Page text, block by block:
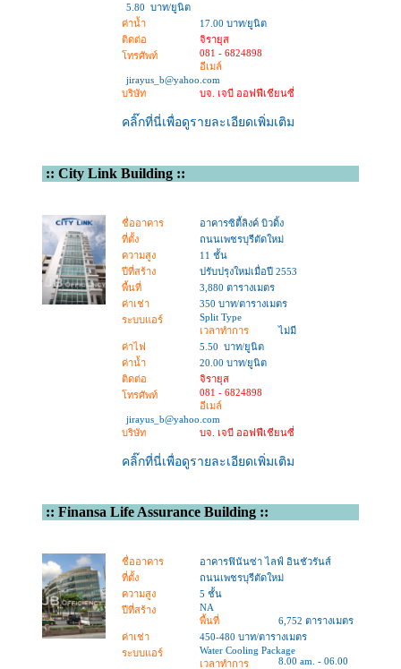
5.80 บาท/ยูนิต
ค่าน้ำ
17.00 บาท/ยูนิต
ติดต่อ
จิรายุส
โทรศัพท์
081 - 6824898
อีเมล์
jirayus_b@yahoo.com
บริษัท
บจ. เจบี ออฟฟีเชียนซี่
คลิ๊กที่นี่เพื่อดูรายละเอียดเพิ่มเติม
::City Link Building ::
ชื่ออาคาร
อาคารซิตี้ลิงค์ บิวดิ้ง
ที่ตั้ง
ถนนเพชรบุรีตัดใหม่
ความสูง
11 ชั้น
ปีที่สร้าง
ปรับปรุงใหม่เมื่อปี 2553
พื้นที่
3,880 ตารางเมตร
ค่าเช่า
350 บาท/ตารางเมตร
ระบบแอร์
Split Type
เวลาทำการ
ไม่มี
ค่าไฟ
5.50 บาท/ยูนิต
ค่าน้ำ
20.00 บาท/ยูนิต
ติดต่อ
จิรายุส
โทรศัพท์
081 - 6824898
อีเมล์
jirayus_b@yahoo.com
บริษัท
บจ. เจบี ออฟฟีเชียนซี่
คลิ๊กที่นี่เพื่อดูรายละเอียดเพิ่มเติม
::Finansa Life Assurance Building ::
ชื่ออาคาร
อาคารฟินันซ่า ไลฟ์ อินชัวรันส์
ที่ตั้ง
ถนนเพชรบุรีตัดใหม่
ความสูง
5 ชั้น
ปีที่สร้าง
NA
พื้นที่
6,752 ตารางเมตร
ค่าเช่า
450-480 บาท/ตารางเมตร
ระบบแอร์
Water Cooling Package
เวลาทำการ
8.00 am. - 06.00